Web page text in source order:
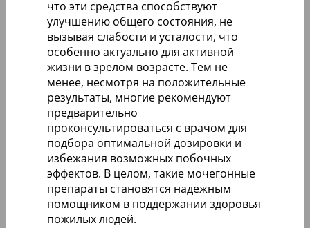
что эти средства способствуют
улучшению общего состояния, не
вызывая слабости и усталости, что
особенно актуально для активной
жизни в зрелом возрасте. Тем не
менее, несмотря на положительные
результаты, многие рекомендуют
предварительно
проконсультироваться с врачом для
подбора оптимальной дозировки и
избежания возможных побочных
эффектов. В целом, такие мочегонные
препараты становятся надежным
помощником в поддержании здоровья
пожилых людей.